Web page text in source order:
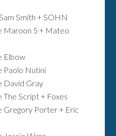
Smith + SOHN
Maroon 5 + Mateo
Elbow
Paolo Nutini
David Gray
Script + Foxes
Gregory Porter + Eric